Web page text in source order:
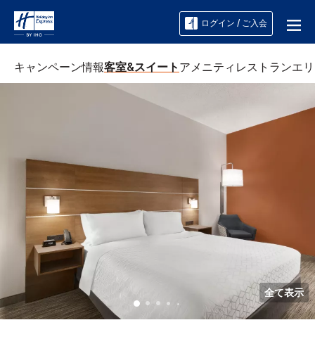
ログイン / ご入会
キャンペーン情報客室&スイート アメニティ レストランエ
全て表示